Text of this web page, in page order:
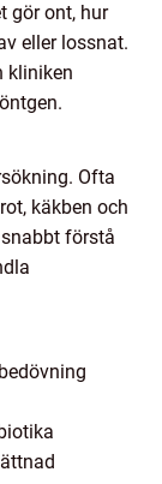
gör ont, hur
eller lossnat.
kliniken
Ofta
käkben och
förstå